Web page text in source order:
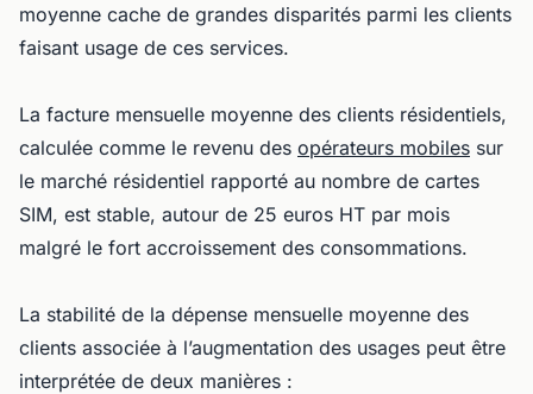
moyenne cache de grandes disparités parmi les clients
faisant usage de ces services.
La facture mensuelle moyenne des clients résidentiels,
calculée comme le revenu des opérateurs mobiles sur
le marché résidentiel rapporté au nombre de cartes
SIM, est stable, autour de 25 euros HT par mois
malgré le fort accroissement des consommations.
La stabilité de la dépense mensuelle moyenne des
clients associée à l’augmentation des usages peut être
interprétée de deux manières :